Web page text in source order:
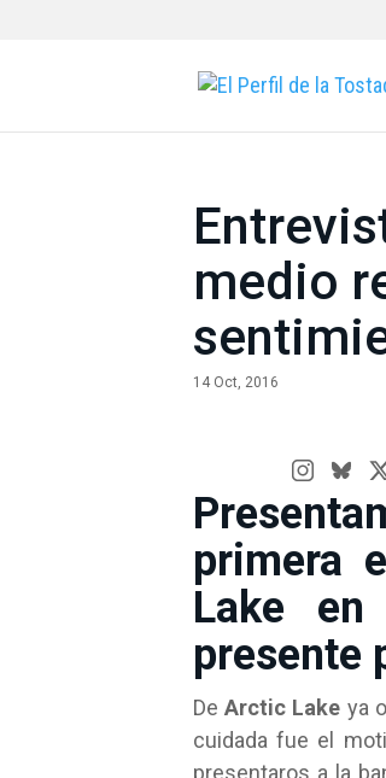
medio
14 Oct, 2016
primera
Lake
presente
DeArctic Lake ya
cuidada fue el
presentaros a la